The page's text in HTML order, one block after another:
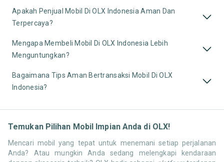
Apakah Penjual Mobil Di OLX Indonesia Aman Dan
Terpercaya?
Mengapa Membeli Mobil Di OLX Indonesia Lebih
Menguntungkan?
Bagaimana Tips Aman Bertransaksi Mobil Di OLX
Indonesia?
Temukan Pilihan Mobil Impian Anda di OLX!
Mencari mobil yang tepat untuk menemani setiap perjalanan
Anda? Atau mungkin Anda sedang melengkapi kendaraan